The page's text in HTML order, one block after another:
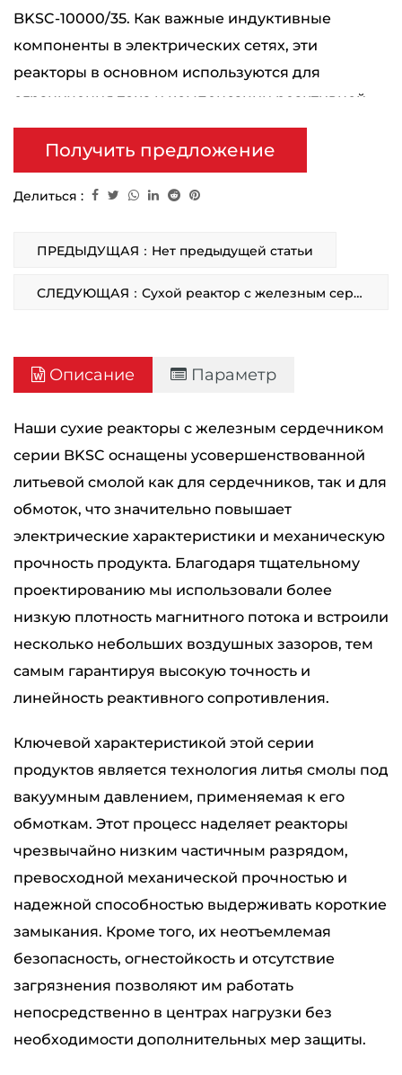
BKSC-10000/35. Как важные индуктивные
компоненты в электрических сетях, эти
реакторы в основном используются для
ограничения тока и компенсации реактивной
мощности, обеспечивая стабильность и
эффективность электрических систем.
Получить предложение
Делиться :
ПРЕДЫДУЩАЯ：Нет предыдущей статьи
СЛЕДУЮЩАЯ：Сухой реактор с железным сердечником, включенный последовательно
Описание Параметр
Наши сухие реакторы с железным сердечником
серии BKSC оснащены усовершенствованной
литьевой смолой как для сердечников, так и для
обмоток, что значительно повышает
электрические характеристики и механическую
прочность продукта. Благодаря тщательному
проектированию мы использовали более
низкую плотность магнитного потока и встроили
несколько небольших воздушных зазоров, тем
самым гарантируя высокую точность и
линейность реактивного сопротивления.
Ключевой характеристикой этой серии
продуктов является технология литья смолы под
вакуумным давлением, применяемая к его
обмоткам. Этот процесс наделяет реакторы
чрезвычайно низким частичным разрядом,
превосходной механической прочностью и
надежной способностью выдерживать короткие
замыкания. Кроме того, их неотъемлемая
безопасность, огнестойкость и отсутствие
загрязнения позволяют им работать
непосредственно в центрах нагрузки без
необходимости дополнительных мер защиты.